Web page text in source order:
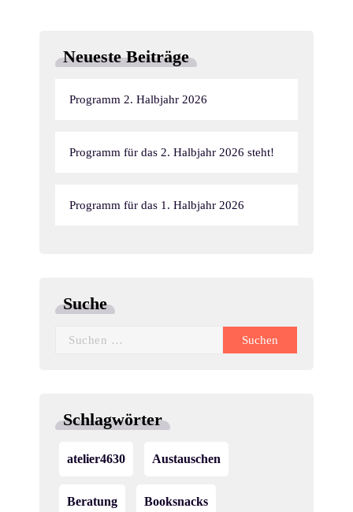
Neueste Beiträge
Programm 2. Halbjahr 2026
Programm für das 2. Halbjahr 2026 steht!
Programm für das 1. Halbjahr 2026
Suche
Suchen
Schlagwörter
atelier4630 Austauschen
Beratung Booksnacks